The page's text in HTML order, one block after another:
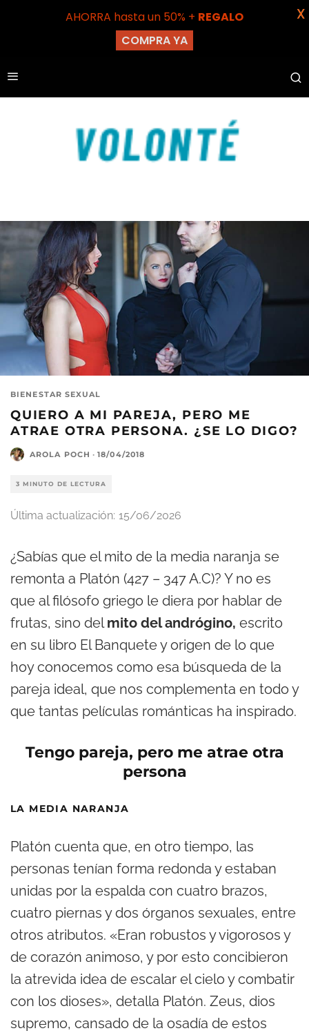
BIENESTAR SEXUAL
QUIERO A MI PAREJA, PERO ME
ATRAE OTRA PERSONA. ¿SE LO DIGO?
AROLA POCH · 18/04/2018
3 MINUTO DE LECTURA
Última actualización: 15/06/2026
¿Sabías que el mito de la media naranja se
remonta a Platón (427 – 347 A.C)? Y no es
que al filósofo griego le diera por hablar de
frutas, sino delmito del andrógino, escrito
en su libro El Banquete y origen de lo que
hoy conocemos como esa búsqueda de la
pareja ideal, que nos complementa en todo y
que tantas películas románticas ha inspirado.
Tengo pareja, pero me atrae otra
persona
LA MEDIA NARANJA
Platón cuenta que, en otro tiempo, las
personas tenían forma redonda y estaban
unidas por la espalda con cuatro brazos,
cuatro piernas y dos órganos sexuales, entre
otros atributos. «Eran robustos y vigorosos y
de corazón animoso, y por esto concibieron
la atrevida idea de escalar el cielo y combatir
con los dioses», detalla Platón. Zeus, dios
supremo, cansado de la osadía de estos
AHORRA hasta un 50% + REGALO
COMPRA YA
X